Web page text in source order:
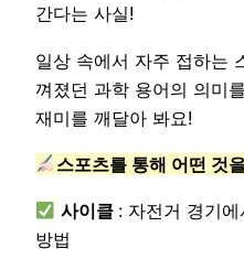
간다는 사실!
일상 속에서 자주 접하는
껴졌던 과학 용어의 의미
재미를 깨달아 봐요!
스포츠를 통해 어떤 것
사이클 : 자전거 경기
방법